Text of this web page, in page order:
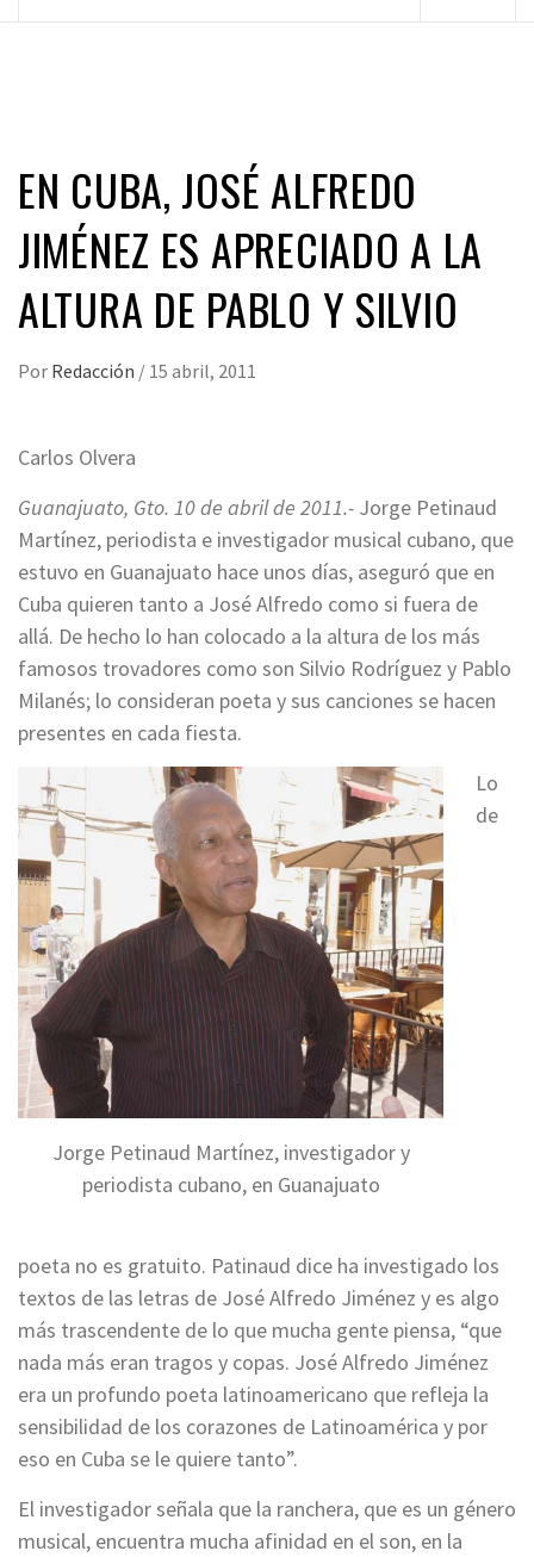
EN CUBA, JOSÉ ALFREDO
JIMÉNEZ ES APRECIADO A LA
ALTURA DE PABLO Y SILVIO
Por Redacción / 15 abril, 2011
Carlos Olvera
Guanajuato, Gto. 10 de abril de 2011.- Jorge Petinaud
Martínez, periodista e investigador musical cubano, que
estuvo en Guanajuato hace unos días, aseguró que en
Cuba quieren tanto a José Alfredo como si fuera de
allá. De hecho lo han colocado a la altura de los más
famosos trovadores como son Silvio Rodríguez y Pablo
Milanés; lo consideran poeta y sus canciones se hacen
presentes en cada fiesta.
Jorge Petinaud Martínez, investigador y
periodista cubano, en Guanajuato
Lo
de
poeta no es gratuito. Patinaud dice ha investigado los
textos de las letras de José Alfredo Jiménez y es algo
más trascendente de lo que mucha gente piensa, “que
nada más eran tragos y copas. José Alfredo Jiménez
era un profundo poeta latinoamericano que refleja la
sensibilidad de los corazones de Latinoamérica y por
eso en Cuba se le quiere tanto”.
El investigador señala que la ranchera, que es un género
musical, encuentra mucha afinidad en el son, en la